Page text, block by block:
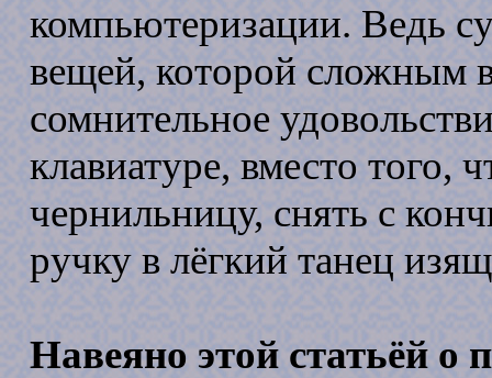
компьютеризации. Ведь
вещей, которой сложным
сомнительное
клавиатуре, вместо того,
чернильницу, снять с
ручку в лёгкий танец
Навеяно этой статьёй о